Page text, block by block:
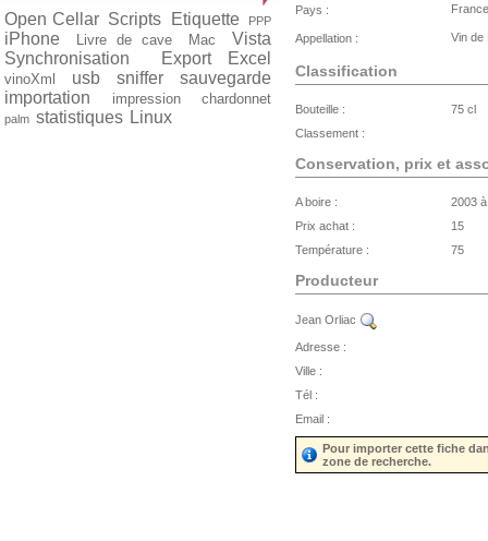
Open Cellar Scripts Etiquette PPP
iPhone Livre de cave Mac
Vista
Synchronisation
Export Excel
vinoXml usb sniffer
sauvegarde
importation
impression chardonnet
palm statistiques Linux
Pays :
Appellation : Vin de
Classification
Bouteille :
75 cl
Classement :
Conservation, prix et
A boire :
2003
Prix achat :
15
Température :
75
Producteur
Jean Orliac
Adresse :
Ville :
Tél :
Email :
Pour importer cette fiche
zone de recherche.